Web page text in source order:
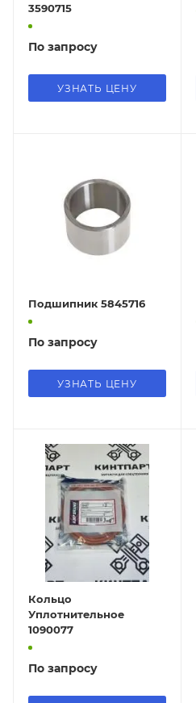
3590715
По запросу
УЗНАТЬ ЦЕНУ
Подшипник 5845716
По запросу
УЗНАТЬ ЦЕНУ
Кольцо
Уплотнительное
1090077
По запросу